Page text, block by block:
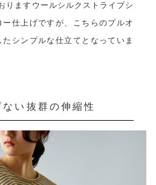
りますウールシルクストライプシ
ー仕上げですが、こちらのプルオ
シンプルな仕立てとなっていま
い抜群の伸縮性